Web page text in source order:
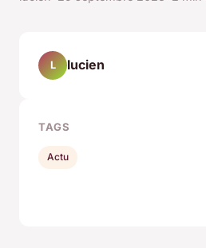
L lucien
TAGS
Actu